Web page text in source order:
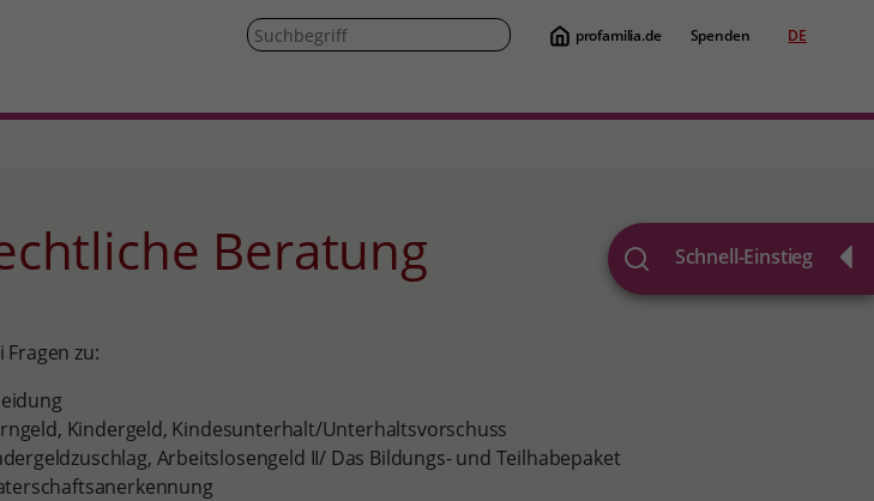
profamilia.de Spenden DE
Schnell-Einstieg
Beratung
zu:
Kindergeld, Kindesunterhalt/Unterhaltsvorschuss
Arbeitslosengeld II/ Das Bildungs- und Teilhabepaket